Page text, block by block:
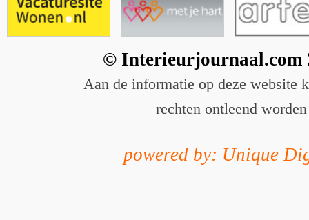
© Interieurjournaal.com
Aan de informatie op deze website
rechten ontleend worden
powered by: Unique